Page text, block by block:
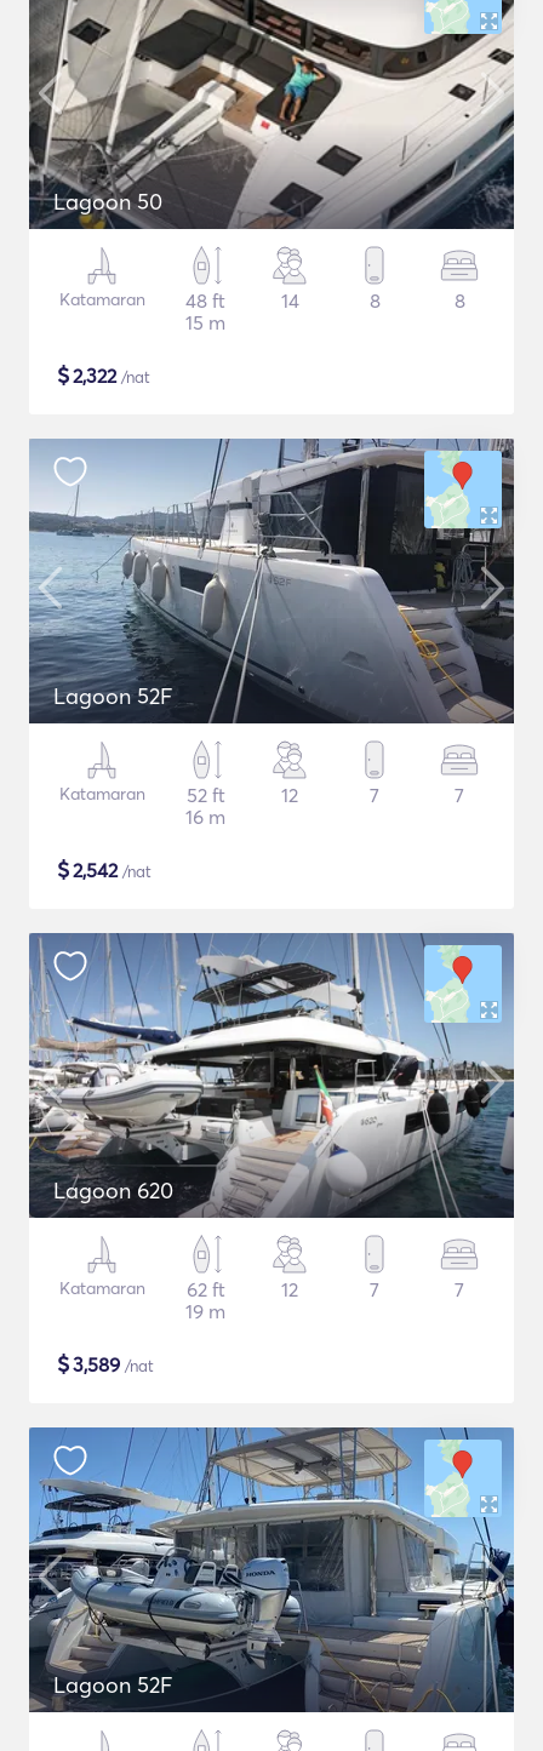
Lagoon 50
Katamaran
48 ft
15 m
14 8 8
$2,322/nat
Lagoon 52F
Katamaran
52 ft
16 m
12 7 7
$2,542/nat
Lagoon 620
Katamaran
62 ft
19 m
12 7 7
$3,589 /nat
Lagoon 52F